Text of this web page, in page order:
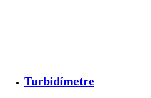
Turbidímetre